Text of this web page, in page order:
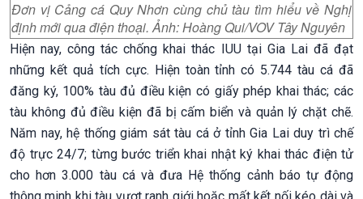
Đơn vị Cảng cá Quy Nhơn cùng chủ tàu tìm hiểu về Nghị
định mới qua điện thoại. Ảnh: Hoàng Qui/VOV Tây Nguyên
Hiện nay, công tác chống khai thác IUU tại Gia Lai đã đạt
những kết quả tích cực. Hiện toàn tỉnh có 5.744 tàu cá đã
đăng ký, 100% tàu đủ điều kiện có giấy phép khai thác; các
tàu không đủ điều kiện đã bị cấm biển và quản lý chặt chẽ.
Năm nay, hệ thống giám sát tàu cá ở tỉnh Gia Lai duy trì chế
độ trực 24/7; từng bước triển khai nhật ký khai thác điện tử
cho hơn 3.000 tàu cá và đưa Hệ thống cảnh báo tự động
thông minh khi tàu vượt ranh giới hoặc mất kết nối kéo dài và